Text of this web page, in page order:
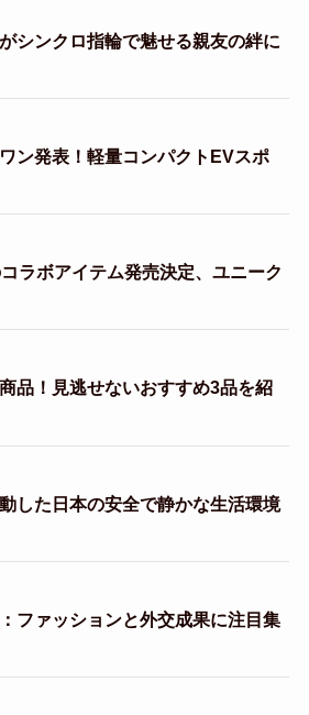
シンクロ指輪で魅せる親友の絆に
ン発表！軽量コンパクトEVスポ
ラボアイテム発売決定、ユニーク
品！見逃せないおすすめ3品を紹
した日本の安全で静かな生活環境
ファッションと外交成果に注目集